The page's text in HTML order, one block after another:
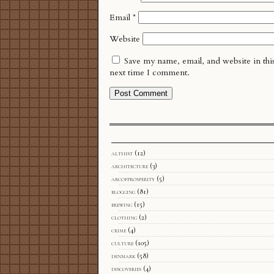
Email *
Website
Save my name, email, and website in
next time I comment.
althist (12)
architecture (3)
arcofprosperity (5)
blogging (81)
brewing (15)
clothing (2)
crime (4)
culture (105)
denmark (58)
discoveries (4)